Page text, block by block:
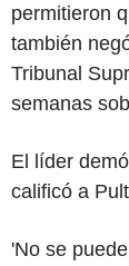
permitieron
también
Tribunal
semanas
El líder
calificó a
'No se